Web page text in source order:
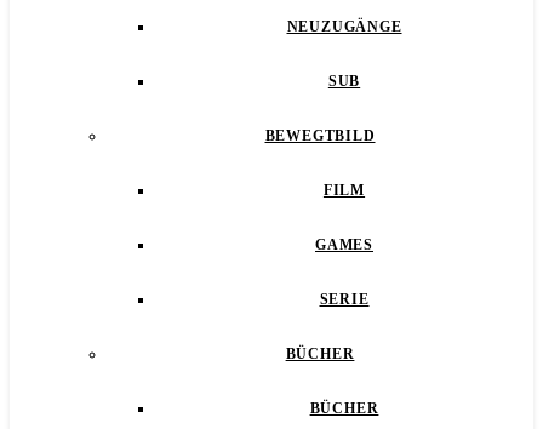
NEUZUGÄNGE
SUB
BEWEGTBILD
FILM
GAMES
SERIE
BÜCHER
BÜCHER